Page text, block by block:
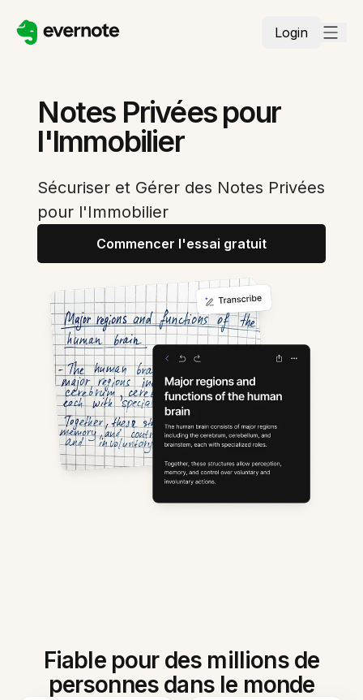
Login
Notes Privées pour
l'Immobilier
Sécuriser et Gérer des Notes Privées
pour l'Immobilier
Commencer l'essai gratuit
Fiable pour des millions de
personnes dans le monde